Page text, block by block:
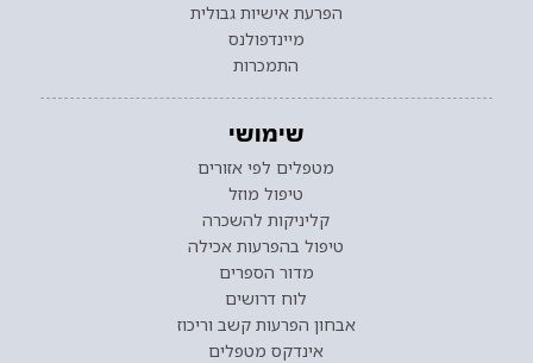
הפרעת אישיות גבולית
מיינדפולנס
התמכרות
שימושי
מטפלים לפי אזורים
טיפול מוזל
קליניקות להשכרה
טיפול בהפרעות אכילה
מדור הספרים
לוח דרושים
אבחון הפרעות קשב וריכוז
אינדקס מטפלים